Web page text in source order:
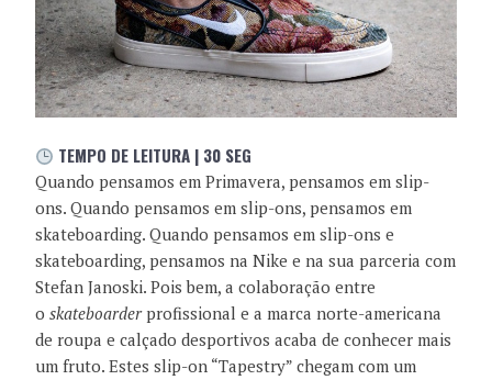
TEMPO DE LEITURA | 30 SEG
Quando pensamos em Primavera, pensamos em slip-
ons. Quando pensamos em slip-ons, pensamos em
skateboarding. Quando pensamos em slip-ons e
skateboarding, pensamos na Nike e na sua parceria com
Stefan Janoski. Pois bem, a colaboração entre
o skateboarder profissional e a marca norte-americana
de roupa e calçado desportivos acaba de conhecer mais
um fruto. Estes slip-on “Tapestry” chegam com um